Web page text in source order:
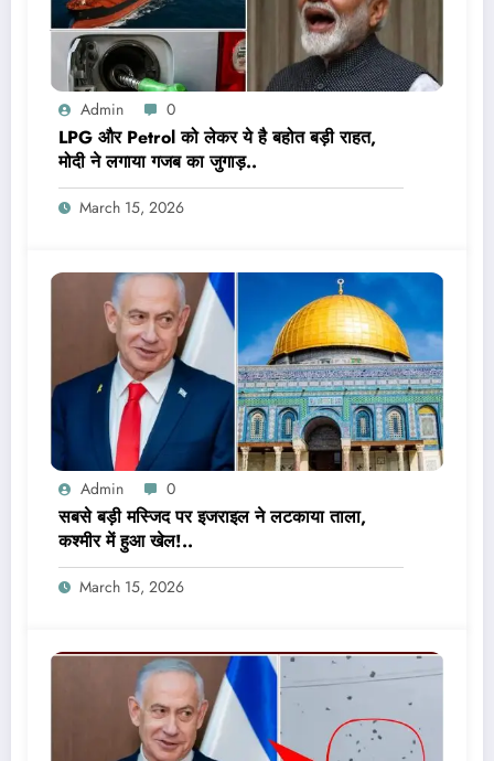
Admin 0
LPG और Petrol को लेकर ये है बहोत बड़ी राहत,
मोदी ने लगाया गजब का जुगाड़..
March 15, 2026
Admin 0
सबसे बड़ी मस्जिद पर इजराइल ने लटकाया ताला,
कश्मीर में हुआ खेल!..
March 15, 2026